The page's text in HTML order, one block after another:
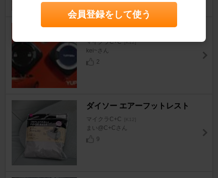
YUPITERU ラクシス(VE-K2)
マイクラC+C [K12]
kei~さん
2
ダイソー エアーフットレスト
マイクラC+C [K12]
まい@C+Cさん
9
会員登録をして使う